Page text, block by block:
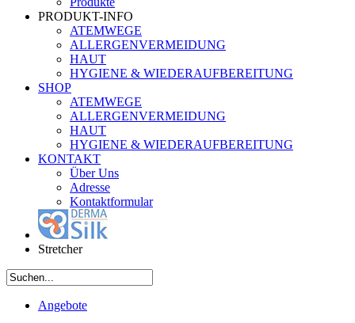
PRODUKT-INFO
ATEMWEGE
ALLERGENVERMEIDUNG
HAUT
HYGIENE & WIEDERAUFBEREITUNG
SHOP
ATEMWEGE
ALLERGENVERMEIDUNG
HAUT
HYGIENE & WIEDERAUFBEREITUNG
KONTAKT
Über Uns
Adresse
Kontaktformular
Stretcher
Angebote